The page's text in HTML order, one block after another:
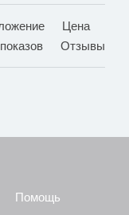
Цена
Отзывы
Помощь